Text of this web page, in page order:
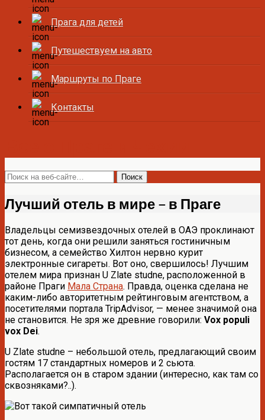
Прага для детей
Путешествуем на авто
Маршруты по Праге
Контакты
Лучший отель в мире – в Праге
Владельцы семизвездочных отелей в ОАЭ проклинают
тот день, когда они решили заняться гостиничным
бизнесом, а семейство Хилтон нервно курит
электронные сигареты. Вот оно, свершилось! Лучшим
отелем мира признан U Zlate studne, расположенной в
районе Праги Мала Страна. Правда, оценка сделана не
каким-либо авторитетным рейтинговым агентством, а
посетителями портала TripAdvisor, — менее значимой она
не становится. Не зря же древние говорили: Vox populi
vox Dei.
U Zlate studne – небольшой отель, предлагающий своим
гостям 17 стандартных номеров и 2 сьюта.
Располагается он в старом здании (интересно, как там со
сквозняками?..).